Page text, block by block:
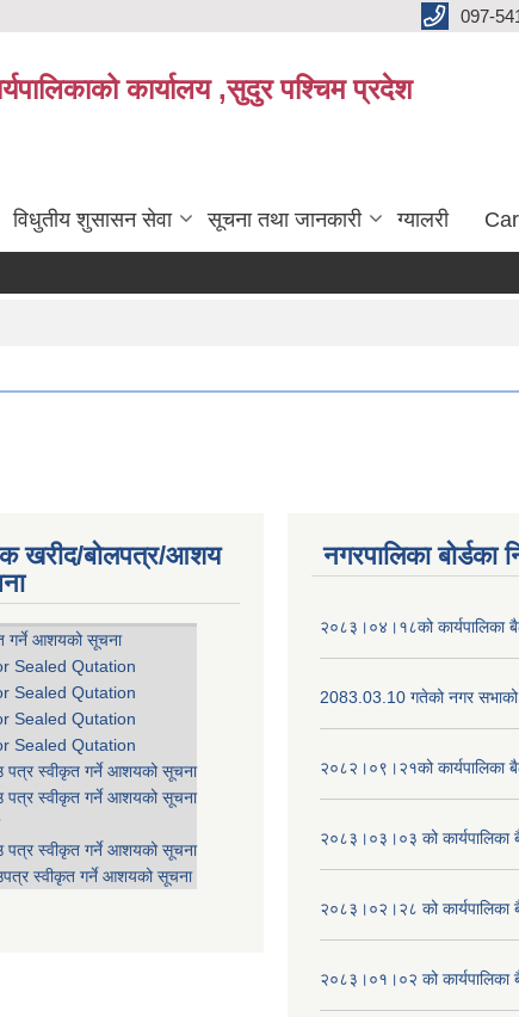
097-
कार्यालय ,सुदुर पश्चिम प्रदेश
विधुतीय शुसासन सेवा सूचना तथा जानकारी ग्यालरी
खरीद/बोलपत्र/आशय
गर्ने आशयको सूचना
Sealed Qutation
Sealed Qutation
Sealed Qutation
Sealed Qutation
पत्र स्वीकृत गर्ने आशयको सूचना
पत्र स्वीकृत गर्ने आशयको सूचना
पत्र स्वीकृत गर्ने आशयको सूचना
स्वीकृत गर्ने आशयको सूचना
नगरपालिका बोर्डका
२०८३।०४।१८को कार्यपालिका
2083.03.10 गतेको नगर
२०८२।०९।२१को कार्यपालिका
२०८३।०३।०३ को कार्यपालिका
२०८३।०२।२८ को कार्यपालिका
२०८३।०१।०२ को कार्यपालिका